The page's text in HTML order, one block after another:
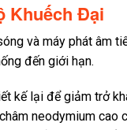
Khuếch Đại
và máy phát âm
đến giới hạn.
kế lại để giảm trở
neodymium